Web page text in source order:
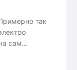
так
сам